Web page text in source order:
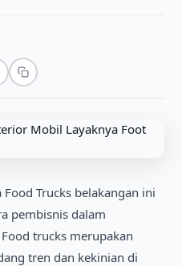
Trucks belakangan ini
pembisnis dalam
trucks merupakan
tren dan kekinian di